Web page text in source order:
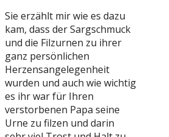
Sie erzählt mir wie es dazu
kam, dass der Sargschmuck
und die Filzurnen zu ihrer
ganz persönlichen
Herzensangelegenheit
wurden und auch wie wichtig
es ihr war für Ihren
verstorbenen Papa seine
Urne zu filzen und darin